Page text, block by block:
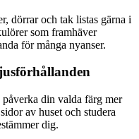
dörrar och tak listas gärna i
som framhäver
för många nyanser.
din valda färg mer
av huset och studera
dig.